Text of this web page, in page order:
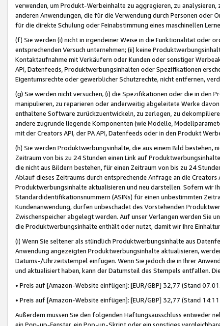
verwenden, um Produkt-Werbeinhalte zu aggregieren, zu
anderen Anwendungen, die für die Verwendung durch Personen
für die direkte Schulung oder Feinabstimmung eines maschinellen
(f) Sie werden (i) nicht in irgendeiner Weise in die Funktionalität oder
entsprechenden Versuch unternehmen; (ii) keine
Kontaktaufnahme mit Verkäufern oder Kunden oder sonstiger
API, Datenfeeds, Produktwerbungsinhalten oder Spezifikationen
Eigentumsrechte oder gewerblicher Schutzrechte, nicht entfernen,
(g) Sie werden nicht versuchen, (i) die Spezifikationen oder die in
manipulieren, zu reparieren oder anderweitig abgeleitete Werke
enthaltene Software zurückzuentwickeln, zu zerlegen, zu
andere zugrunde liegende Komponenten (wie Modelle,
mit der Creators API, der PA API, Datenfeeds oder in den Produkt
(h) Sie werden Produktwerbungsinhalte, die aus einem Bild bestehen,
Zeitraum von bis zu 24 Stunden einen Link auf
die nicht aus Bildern bestehen, für einen Zeitraum von bis zu 24
Ablauf dieses Zeitraums durch entsprechende Anfrage an die
Produktwerbungsinhalte aktualisieren und neu darstellen. Sofern wir
Standardidentifikationsnummern (ASINs) für einen unbestimmten
Kundenanwendung, dürfen unbeschadet des Vorstehenden
Zwischenspeicher abgelegt werden. Auf unser Verlangen werden Sie
die Produktwerbungsinhalte enthält oder nutzt, damit wir Ihre
(i) Wenn Sie seltener als stündlich Produktwerbungsinhalte aus
Anwendung angezeigten Produktwerbungsinhalte aktualisieren,
Datums-/Uhrzeitstempel einfügen. Wenn Sie jedoch die in Ihrer
und aktualisiert haben, kann der Datumsteil des Stempels entfallen.
• Preis auf [Amazon-Website einfügen]: [EUR/GBP] 32,77 (Stand
• Preis auf [Amazon-Website einfügen]: [EUR/GBP] 32,77 (Stand
Außerdem müssen Sie den folgenden Haftungsausschluss entweder
ein Pop-up-Fenster, ein Pop-up-Skript oder ein sonstiges